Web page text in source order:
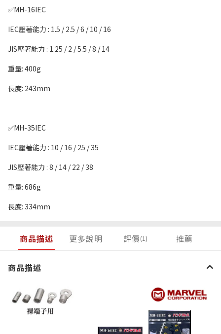
✅MH-16IEC
IEC壓著能力 : 1.5 / 2.5 / 6 / 10 / 16
JIS壓著能力 : 1.25 / 2 / 5.5 / 8 / 14
重量: 400g
長度: 243mm
✅MH-35IEC
IEC壓著能力 : 10 / 16 / 25 / 35
JIS壓著能力 : 8 / 14 / 22 / 38
重量: 686g
長度: 334mm
商品描述 更多說明 評價(1) 推薦
商品描述